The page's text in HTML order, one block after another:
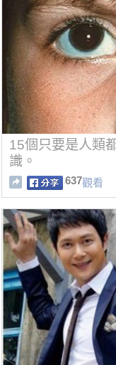
15個只要是人類
識。
637觀看